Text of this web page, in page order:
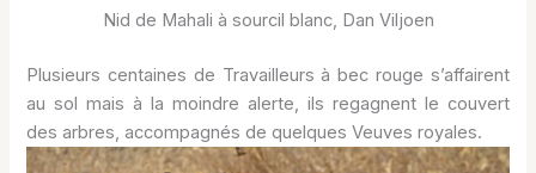
Nid de Mahali à sourcil blanc, Dan Viljoen
Plusieurs centaines de Travailleurs à bec rouge s’affairent
au sol mais à la moindre alerte, ils regagnent le couvert
des arbres, accompagnés de quelques Veuves royales.